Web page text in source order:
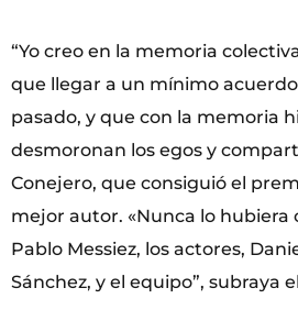
“Yo creo en la memoria
que llegar a un mínimo
pasado, y que con la memoria
desmoronan los egos y
Conejero, que consiguió el
mejor autor. «Nunca lo hubiera
Pablo Messiez, los actores,
Sánchez, y el equipo”, subraya